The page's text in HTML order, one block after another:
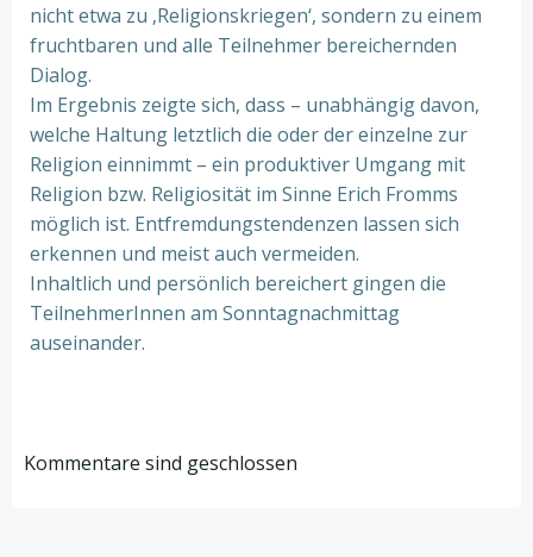
nicht etwa zu ‚Religionskriegen‘, sondern zu einem
fruchtbaren und alle Teilnehmer bereichernden
Dialog.
Im Ergebnis zeigte sich, dass – unabhängig davon,
welche Haltung letztlich die oder der einzelne zur
Religion einnimmt – ein produktiver Umgang mit
Religion bzw. Religiosität im Sinne Erich Fromms
möglich ist. Entfremdungstendenzen lassen sich
erkennen und meist auch vermeiden.
Inhaltlich und persönlich bereichert gingen die
TeilnehmerInnen am Sonntagnachmittag
auseinander.
Kommentare sind geschlossen